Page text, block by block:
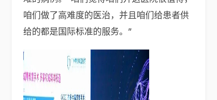
咱们做了高难度的医治，并且咱们给患者供
给的都是国际标准的服务。”